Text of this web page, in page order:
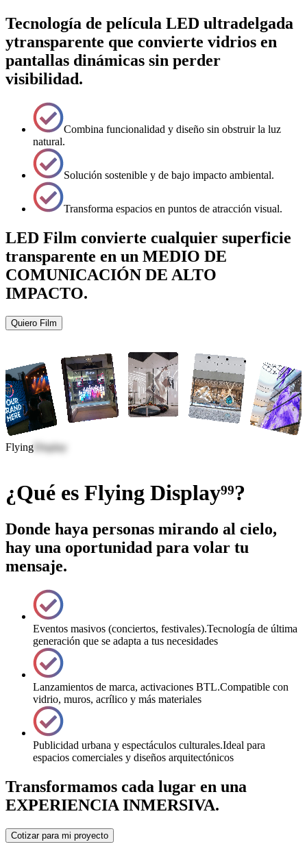
Tecnología de película LED ultradelgada
ytransparente que convierte vidrios en
pantallas dinámicas sin perder
visibilidad.
Combina funcionalidad y diseño sin obstruir la luz
natural.
Solución sostenible y de bajo impacto ambiental.
Transforma espacios en puntos de atracción visual.
LED Film convierte cualquier superficie
transparente en un MEDIO DE
COMUNICACIÓN DE ALTO
IMPACTO.
Quiero Film
Flying Display
¿Qué es Flying Display⁹⁹?
Donde haya personas mirando al cielo,
hay una oportunidad para volar tu
mensaje.
Eventos masivos (conciertos, festivales).Tecnología de última
generación que se adapta a tus necesidades
Lanzamientos de marca, activaciones BTL.Compatible con
vidrio, muros, acrílico y más materiales
Publicidad urbana y espectáculos culturales.Ideal para
espacios comerciales y diseños arquitectónicos
Transformamos cada lugar en una
EXPERIENCIA INMERSIVA.
Cotizar para mi proyecto